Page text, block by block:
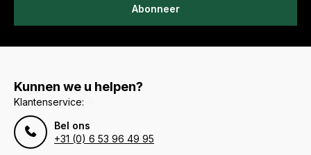
Abonneer
Kunnen we u helpen?
Klantenservice:
Bel ons
+31 (0) 6 53 96 49 95